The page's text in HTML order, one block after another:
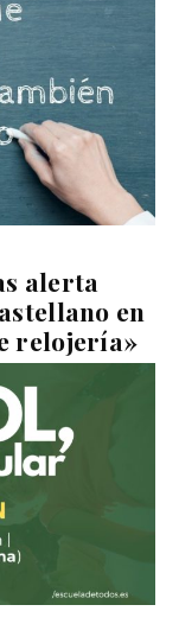
alerta
en
relojería»